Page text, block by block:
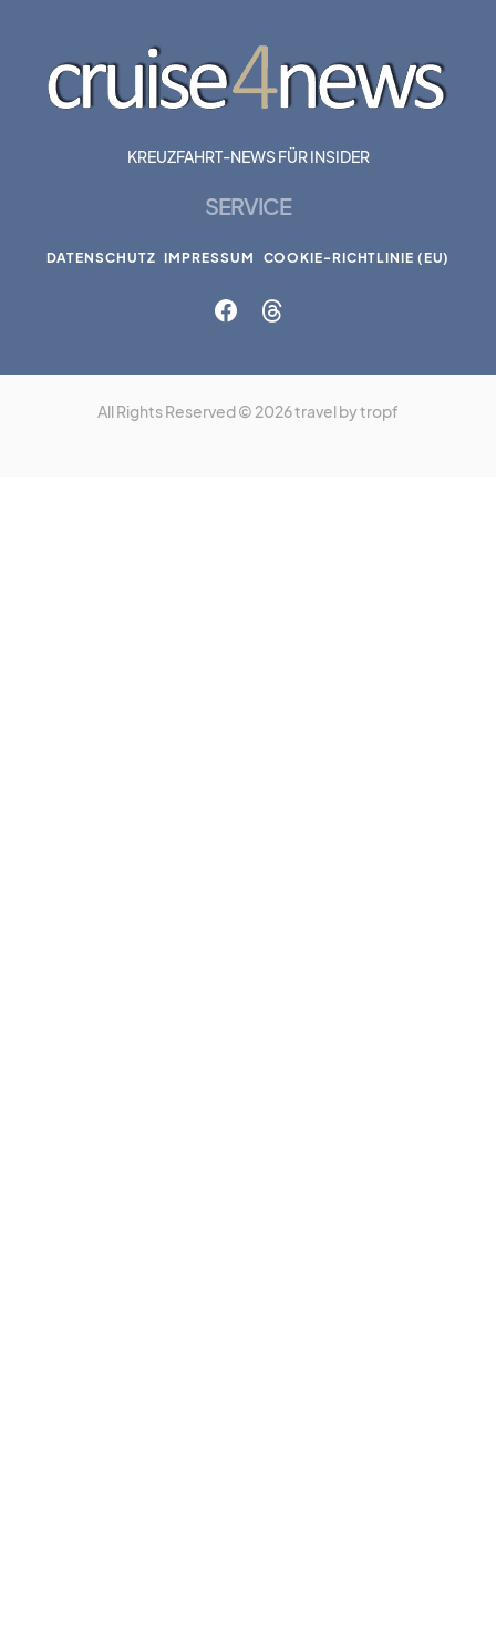
KREUZFAHRT-NEWS FÜR INSIDER
SERVICE
DATENSCHUTZ IMPRESSUM COOKIE-RICHTLINIE (EU)
All Rights Reserved © 2026 travel by tropf